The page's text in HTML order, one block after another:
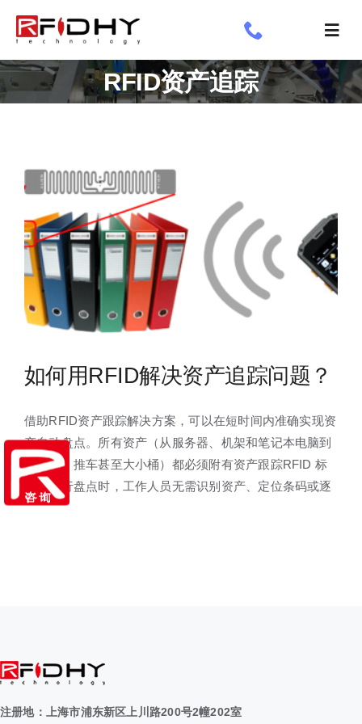
容
切
换
导
航
了解我们
应用领域
定制标签 专享
新闻专栏
RFID资产追踪
如何用RFID解决资产追踪问题？
借助RFID资产跟踪解决方案，可以在短时间内准确实现资
产自动盘点。所有资产（从服务器、机架和笔记本电脑到
办公椅、推车甚至大小桶）都必须附有资产跟踪RFID 标
签。进行盘点时，工作人员无需识别资产、定位条码或逐
注册地：上海市浦东新区上川路200号2幢202室